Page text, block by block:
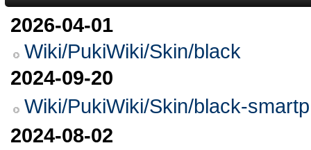
2026-04-01
Wiki/PukiWiki/Skin/black
2024-09-20
Wiki/PukiWiki/Skin/black-
2024-08-02